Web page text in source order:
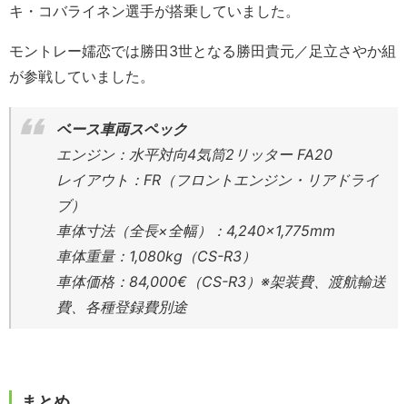
キ・コバライネン選手が搭乗していました。
モントレー嬬恋では勝田3世となる勝田貴元／足立さやか組
が参戦していました。
ベース車両スペック
エンジン：水平対向4気筒2リッター FA20
レイアウト：FR（フロントエンジン・リアドライ
ブ）
車体寸法（全長×全幅）：4,240×1,775mm
車体重量：1,080kg（CS-R3）
車体価格：84,000€（CS-R3）※架装費、渡航輸送
費、各種登録費別途